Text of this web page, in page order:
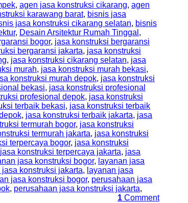
, agen jasa konstruksi cikarang, agen
karawang barat, bisnis jasa
jasa konstruksi cikarang selatan, bisnis
, Desain Arsitektur Rumah Tinggal ,
bogor, jasa konstruksi bergaransi
bergaransi jakarta, jasa konstruksi
, jasa konstruksi cikarang selatan, jasa
murah, jasa konstruksi murah bekasi,
konstruksi murah depok, jasa konstruksi
bekasi, jasa konstruksi profesional
profesional depok, jasa konstruksi
terbaik bekasi, jasa konstruksi terbaik
, jasa konstruksi terbaik jakarta, jasa
termurah bogor, jasa konstruksi
termurah jakarta, jasa konstruksi
terpercaya bogor, jasa konstruksi
jasa konstruksi terpercaya jakarta, jasa
jasa konstruksi bogor, layanan jasa
jasa konstruksi jakarta, layanan jasa
jasa konstruksi bogor, perusahaan jasa
, perusahaan jasa konstruksi jakarta,
1 Comment